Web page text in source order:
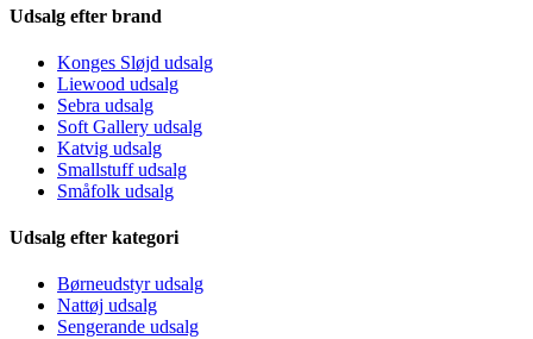
Udsalg efter brand
Konges Sløjd udsalg
Liewood udsalg
Sebra udsalg
Soft Gallery udsalg
Katvig udsalg
Smallstuff udsalg
Småfolk udsalg
Udsalg efter kategori
Børneudstyr udsalg
Nattøj udsalg
Sengerande udsalg